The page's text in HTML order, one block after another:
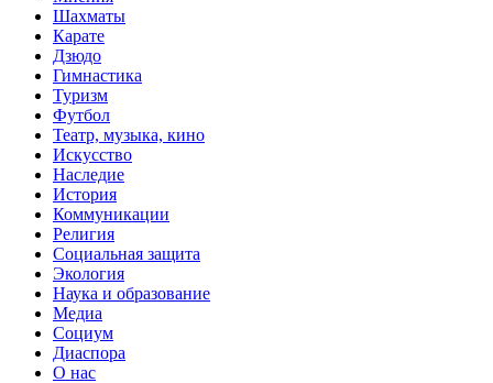
Шахматы
Карате
Дзюдо
Гимнастика
Туризм
Футбол
Театр, музыка, кино
Искусство
Наследие
История
Коммуникации
Религия
Социальная защита
Экология
Наука и образование
Медиа
Социум
Диаспора
О нас